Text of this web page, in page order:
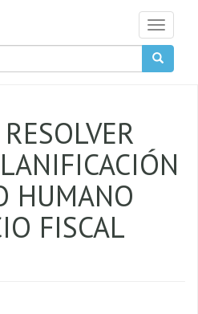
Toggle
HUMANO
FISCAL